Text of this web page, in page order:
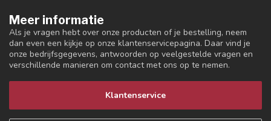
Meer informatie
Als je vragen hebt over onze producten of je bestelling, neem
dan even een kijkje op onze klantenservicepagina. Daar vind je
onze bedrijfsgegevens, antwoorden op veelgestelde vragen en
verschillende manieren om contact met ons op te nemen.
Klantenservice